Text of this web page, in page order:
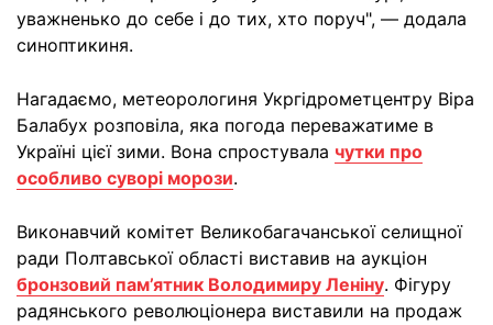
уважненько до себе і до тих, хто поруч", — додала
синоптикиня.
Нагадаємо, метеорологиня Укргідрометцентру Віра
Балабух розповіла, яка погода переважатиме в
Україні цієї зими. Вона спростувала чутки про
особливо суворі морози.
Виконавчий комітет Великобагачанської селищної
ради Полтавської області виставив на аукціон
бронзовий пам’ятник Володимиру Леніну. Фігуру
радянського революціонера виставили на продаж